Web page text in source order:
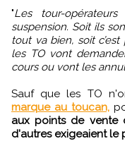
"Les tour-
suspension. Soit ils
tout va bien, soit
les TO vont
cours ou vont les
Sauf que les TO
marque au toucan,
aux points de vente
d'autres exigeaient le